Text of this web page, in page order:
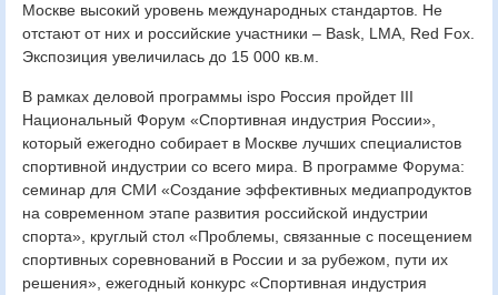
Москве высокий уровень международных стандартов. Не
отстают от них и российские участники – Bask, LMA, Red Fox.
Экспозиция увеличилась до 15 000 кв.м.
В рамках деловой программы ispo Россия пройдет III
Национальный Форум «Спортивная индустрия России»,
который ежегодно собирает в Москве лучших специалистов
спортивной индустрии со всего мира. В программе Форума:
семинар для СМИ «Создание эффективных медиапродуктов
на современном этапе развития российской индустрии
спорта», круглый стол «Проблемы, связанные с посещением
спортивных соревнований в России и за рубежом, пути их
решения», ежегодный конкурс «Спортивная индустрия